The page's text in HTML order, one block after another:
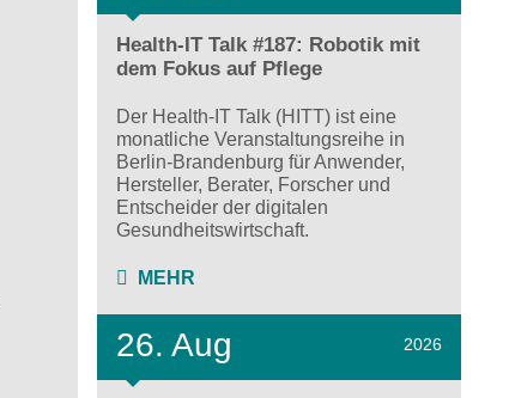
Health-IT Talk #187: Robotik mit
dem Fokus auf Pflege
Der Health-IT Talk (HITT) ist eine
monatliche Veranstaltungsreihe in
Berlin-Brandenburg für Anwender,
Hersteller, Berater, Forscher und
Entscheider der digitalen
Gesundheitswirtschaft.
MEHR
26. Aug 2026